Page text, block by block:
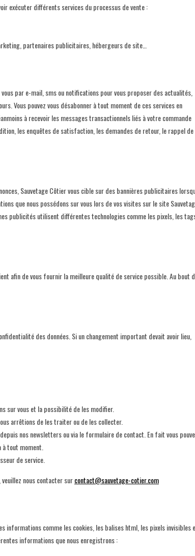
exécuter différents services du processus de vente :
partenaires publicitaires, hébergeurs de site…
par e-mail, sms ou notifications pour vous proposer des actualités,
Vous pouvez vous désabonner à tout moment de ces services en
à recevoir les messages transactionnels liés à votre commande
les enquêtes de satisfaction, les demandes de retour, le rappel de
Sauvetage Côtier vous cible sur des bannières publicitaires
que nous possédons sur vous lors de vos visites sur le site
publicités utilisent différentes technologies comme les pixels, les
afin de vous fournir la meilleure qualité de service possible. Au bout
des données. Si un changement important devait avoir lieu,
sur vous et la possibilité de les modifier.
arrêtions de les traiter ou de les collecter.
nos newsletters ou via le formulaire de contact. En fait vous
tout moment.
de service.
nous contacter surcontact@sauvetage-cotier.com
comme les cookies, les balises html, les pixels invisibles
informations que nous enregistrons :